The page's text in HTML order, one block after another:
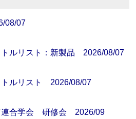
08/07
トルリスト：新製品 2026/08/07
トルリスト 2026/08/07
連合学会 研修会 2026/09